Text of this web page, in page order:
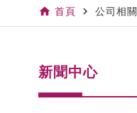
home 首頁 navigate_next 公司相關
新聞中心